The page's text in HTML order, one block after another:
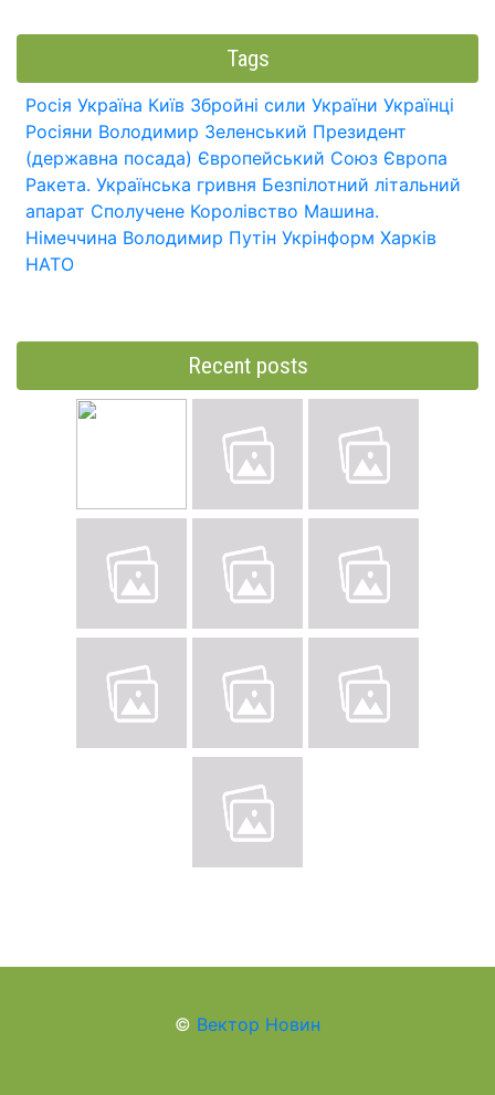
Tags
Росія Україна Київ Збройні сили України Українці
Росіяни Володимир Зеленський Президент
(державна посада) Європейський Союз Європа
Ракета. Українська гривня Безпілотний літальний
апарат Сполучене Королівство Машина.
Німеччина Володимир Путін Укрінформ Харків
НАТО
Recent posts
© Вектор Новин